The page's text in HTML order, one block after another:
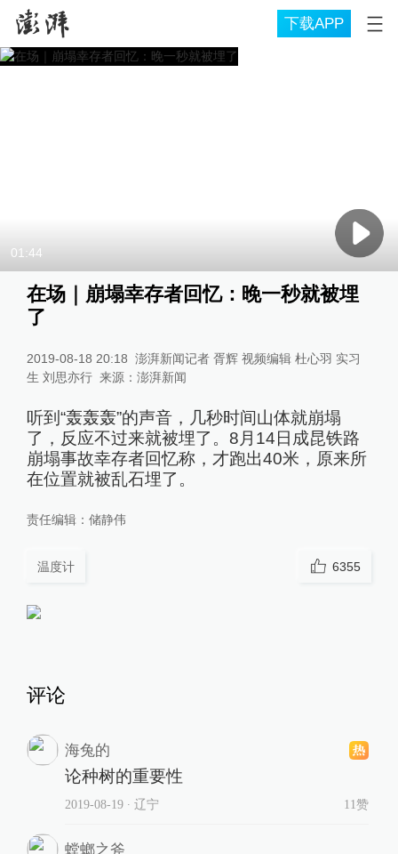
下载APP
01:44
在场｜崩塌幸存者回忆：晚一秒就被埋
了
2019-08-18 20:18 澎湃新闻记者 胥辉 视频编辑 杜心羽 实习
生 刘思亦行 来源： 澎湃新闻
听到“轰轰轰”的声音，几秒时间山体就崩塌
了，反应不过来就被埋了。8月14日成昆铁路
崩塌事故幸存者回忆称，才跑出40米，原来所
在位置就被乱石埋了。
责任编辑： 储静伟
温度计 6355
评论
海兔的
论种树的重要性
2019-08-19∙ 辽宁 11赞
螳螂之斧